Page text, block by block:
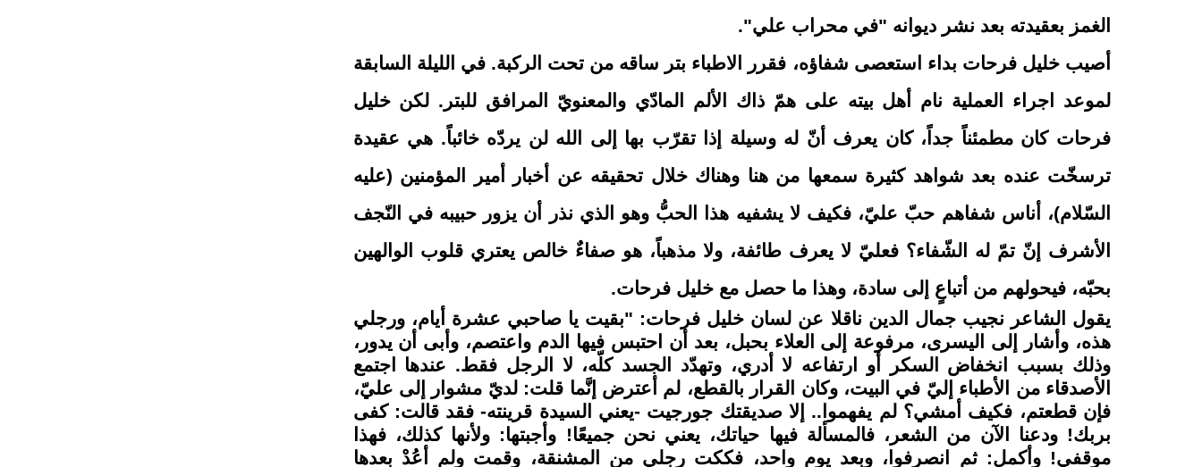
الغمز بعقيدته بعد نشر ديوانه "في محراب علي".
أصيب خليل فرحات بداء استعصى شفاؤه، فقرر الاطباء بتر ساقه من تحت الركبة. في الليلة السابقة
لموعد اجراء العملية نام أهل بيته على همّ ذاك الألم المادّي والمعنويّ المرافق للبتر. لكن خليل
فرحات كان مطمئناً جداً، كان يعرف أنّ له وسيلة إذا تقرّب بها إلى الله لن يردّه خائباً. هي عقيدة
ترسخّت عنده بعد شواهد كثيرة سمعها من هنا وهناك خلال تحقيقه عن أخبار أمير المؤمنين (عليه
السّلام)، أناس شفاهم حبّ عليّ، فكيف لا يشفيه هذا الحبُّ وهو الذي نذر أن يزور حبيبه في النّجف
الأشرف إنّ تمّ له الشّفاء؟ فعليّ لا يعرف طائفة، ولا مذهباً، هو صفاءٌ خالص يعتري قلوب الوالهين
بحبّه، فيحولهم من أتباعٍ إلى سادة، وهذا ما حصل مع خليل فرحات.
يقول الشاعر نجيب جمال الدين ناقلا عن لسان خليل فرحات: "بقيت يا صاحبي عشرة أيام، ورجلي
هذه، وأشار إلى اليسرى، مرفوعة إلى العلاء بحبل، بعد أن احتبس فيها الدم واعتصم، وأبى أن يدور،
وذلك بسبب انخفاض السكر أو ارتفاعه لا أدري، وتهدّد الجسد كلّه، لا الرجل فقط. عندها اجتمع
الأصدقاء من الأطباء إليّ في البيت، وكان القرار بالقطع، لم أعترض إنَّما قلت: لديّ مشوار إلى عليّ،
فإن قطعتم، فكيف أمشي؟ لم يفهموا.. إلا صديقتك جورجيت -يعني السيدة قرينته- فقد قالت: كفى
بربك! ودعنا الآن من الشعر، فالمسألة فيها حياتك، يعني نحن جميعًا! وأجبتها: ولأنها كذلك، فهذا
موقفي! وأكمل: ثم انصرفوا، وبعد يوم واحد، فككت رجلي من المشنقة، وقمت ولم أعُدْ بعدها